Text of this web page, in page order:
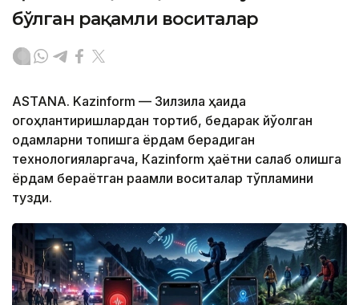
бўлган рақамли воситалар
ASTANA. Kazinform — Зилзила ҳақида
огоҳлантиришлардан тортиб, бедарак йўқолган
одамларни топишга ёрдам берадиган
технологияларгача, Кazinform ҳаётни сақлаб қолишга
ёрдам бераётган рақамли воситалар тўпламини
тузди.